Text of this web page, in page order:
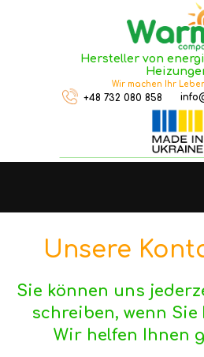
Hersteller von
Wir machen Ihr
+48 732 080 858
Unsere
Sie können uns
schreiben, wenn Sie
Wir helfen Ihnen